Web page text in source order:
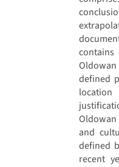
contains
Oldowan
defined
and
defined
recent